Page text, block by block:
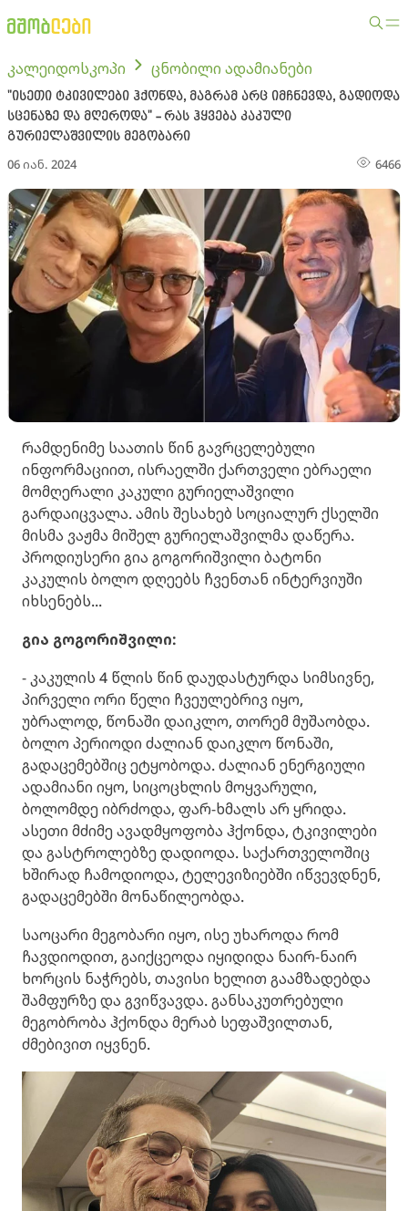
კალეიდოსკოპი ცნობილი ადამიანები
"ისეთი ტკივილები ჰქონდა, მაგრამ არც იმჩნევდა, გადიოდა
სცენაზე და მღეროდა" - რას ჰყვება კაკული
გურიელაშვილის მეგობარი
06 იან. 2024 6466
რამდენიმე საათის წინ გავრცელებული
ინფორმაციით, ისრაელში ქართველი ებრაელი
მომღერალი კაკული გურიელაშვილი
გარდაიცვალა. ამის შესახებ სოციალურ ქსელში
მისმა ვაჟმა მიშელ გურიელაშვილმა დაწერა.
პროდიუსერი გია გოგორიშვილი ბატონი
კაკულის ბოლო დღეებს ჩვენთან ინტერვიუში
იხსენებს...
გია გოგორიშვილი:
- კაკულის 4 წლის წინ დაუდასტურდა სიმსივნე,
პირველი ორი წელი ჩვეულებრივ იყო,
უბრალოდ, წონაში დაიკლო, თორემ მუშაობდა.
ბოლო პერიოდი ძალიან დაიკლო წონაში,
გადაცემებშიც ეტყობოდა. ძალიან ენერგიული
ადამიანი იყო, სიცოცხლის მოყვარული,
ბოლომდე იბრძოდა, ფარ-ხმალს არ ყრიდა.
ასეთი მძიმე ავადმყოფობა ჰქონდა, ტკივილები
და გასტროლებზე დადიოდა. საქართველოშიც
ხშირად ჩამოდიოდა, ტელევიზიებში იწვევდნენ,
გადაცემებში მონაწილეობდა.
საოცარი მეგობარი იყო, ისე უხაროდა რომ
ჩავდიოდით, გაიქცეოდა იყიდიდა ნაირ-ნაირ
ხორცის ნაჭრებს, თავისი ხელით გაამზადებდა
შამფურზე და გვიწვავდა. განსაკუთრებული
მეგობრობა ჰქონდა მერაბ სეფაშვილთან,
ძმებივით იყვნენ.